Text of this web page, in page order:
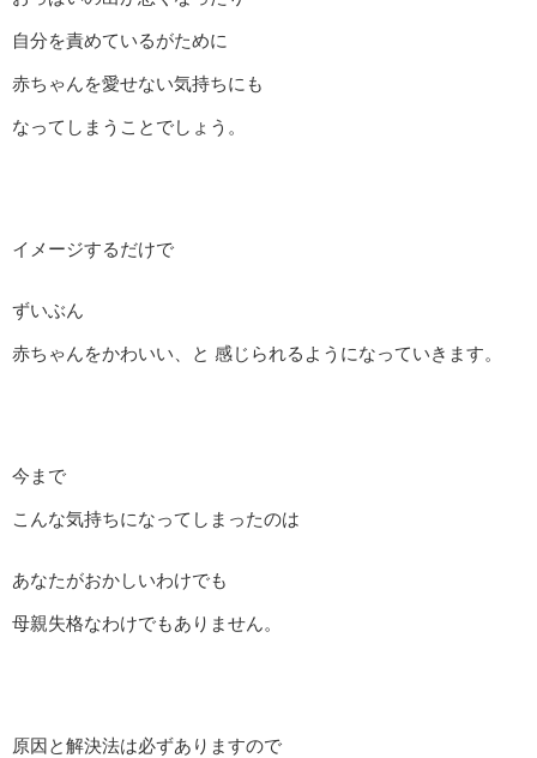
自分を責めているがために
赤ちゃんを愛せない気持ちにも
なってしまうことでしょう。
イメージするだけで
ずいぶん
赤ちゃんをかわいい、と 感じられるようになっていきます。
今まで
こんな気持ちになってしまったのは
あなたがおかしいわけでも
母親失格なわけでもありません。
原因と解決法は必ずありますので